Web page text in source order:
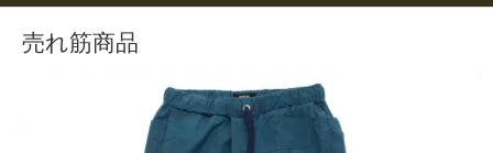
売れ筋商品